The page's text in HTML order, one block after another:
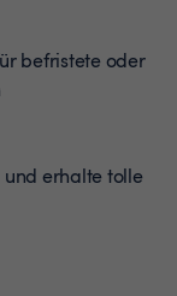
befristete oder
erhalte tolle